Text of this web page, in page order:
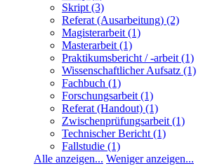
Skript (3)
Referat (Ausarbeitung) (2)
Magisterarbeit (1)
Masterarbeit (1)
Praktikumsbericht / -arbeit (1)
Wissenschaftlicher Aufsatz (1)
Fachbuch (1)
Forschungsarbeit (1)
Referat (Handout) (1)
Zwischenprüfungsarbeit (1)
Technischer Bericht (1)
Fallstudie (1)
Alle anzeigen... Weniger anzeigen...